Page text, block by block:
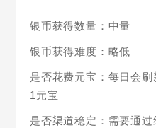
银币获得数量：中量
银币获得难度：略低
是否花费元宝：每日会
1元宝
是否渠道稳定：需要通